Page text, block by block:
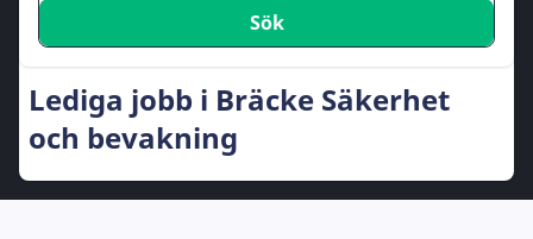
Sök
Lediga jobb i Bräcke Säkerhet
och bevakning